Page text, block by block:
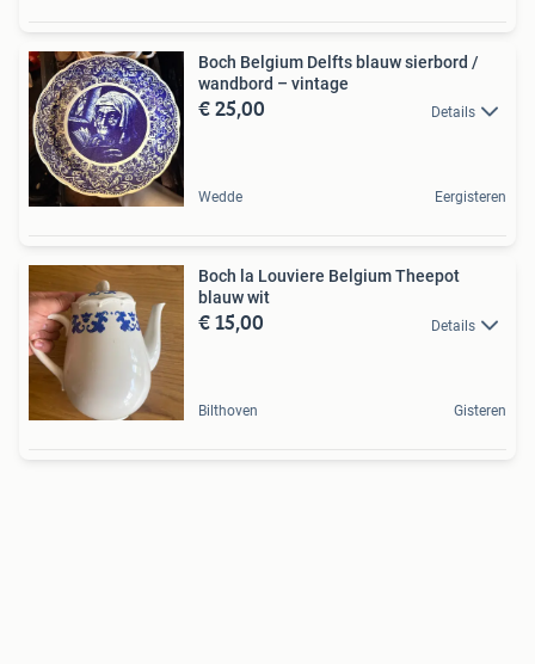
Boch Belgium Delfts blauw sierbord /
wandbord – vintage
€ 25,00 Details
Wedde Eergisteren
Boch la Louviere Belgium Theepot
blauw wit
€ 15,00 Details
Bilthoven Gisteren